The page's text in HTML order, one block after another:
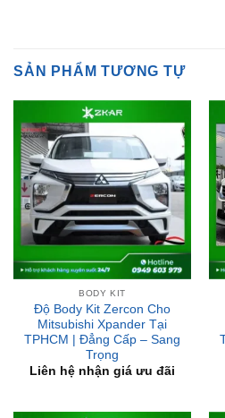
BODY KIT
Độ Body Kit Zercon Cho
Mitsubishi Xpander Tại
TPHCM | Đẳng Cấp – Sang
Trọng
Liên hệ nhận giá ưu đãi